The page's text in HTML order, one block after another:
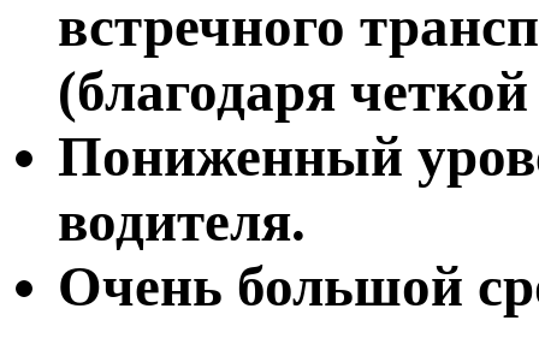
встречного
(благодаря
Пониженный
водителя.
Очень большой